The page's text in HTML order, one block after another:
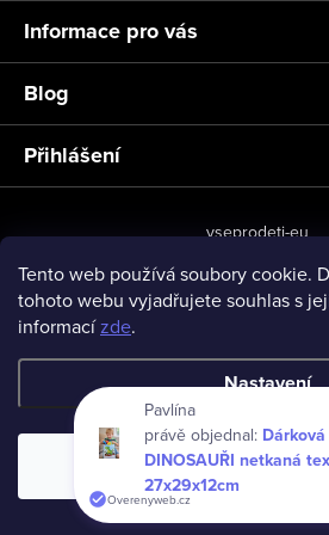
Tento web používá soubory cookie.
tohoto webu vyjadřujete souhlas s
informacízde.
Nastavení
Souhlasím
í Informace pro vás
Blog
Přihlášení
vseprodeti-eu
Vytvořil Shoptet
Copyright 2026
Pavlína
právě objednal:
DINOSAUŘI netkaná
27x29x12cm
Overenyweb.cz